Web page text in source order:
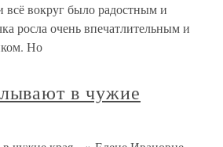
вокруг было радостным и
росла очень впечатлительным и
Но
в чужие